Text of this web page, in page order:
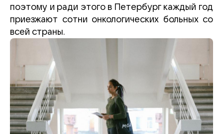
поэтому и ради этого в Петербург каждый год
приезжают сотни онкологических больных со
всей страны.